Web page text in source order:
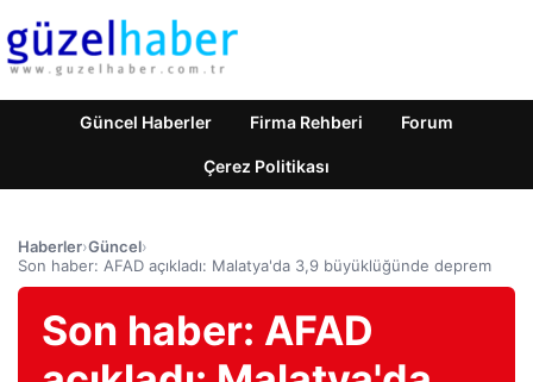
Güncel Haberler Firma Rehberi Forum
Çerez Politikası
Haberler›Güncel›
Son haber: AFAD açıkladı: Malatya'da 3,9 büyüklüğünde deprem
Son haber: AFAD